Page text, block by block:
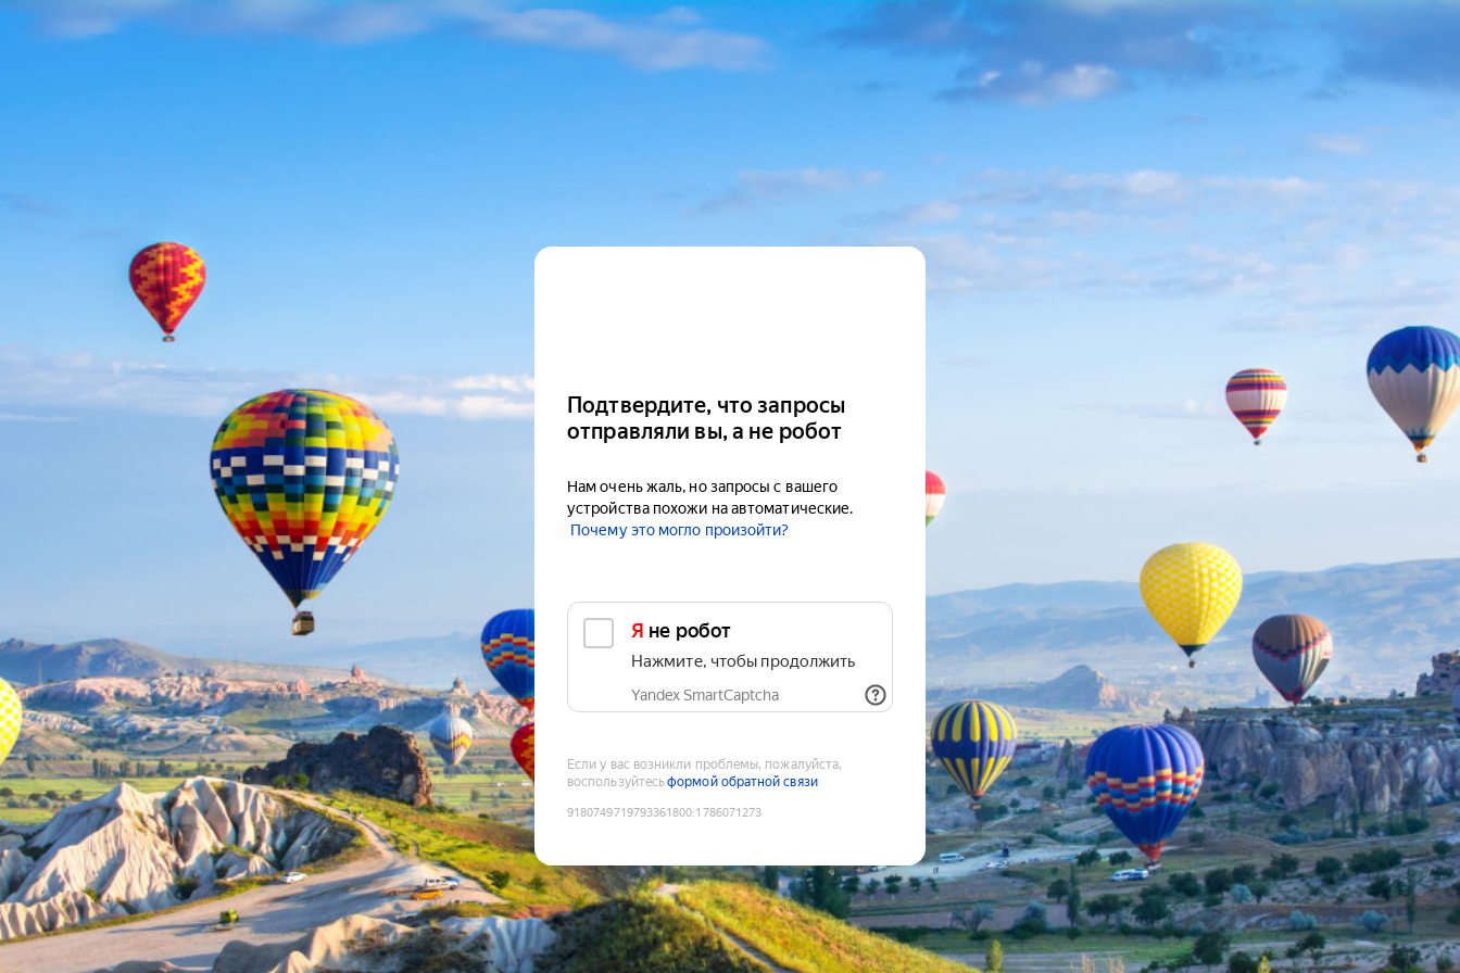
Подтвердите, что запросы
отправляли вы, а не робот
Нам очень жаль, но запросы с вашего
устройства похожи на автоматические.
Почему это могло произойти?
Я не робот
Нажмите, чтобы продолжить
Yandex SmartCaptcha
Если у вас возникли проблемы, пожалуйста,
воспользуйтесьформой обратной связи
9180749719793361800:1786071273